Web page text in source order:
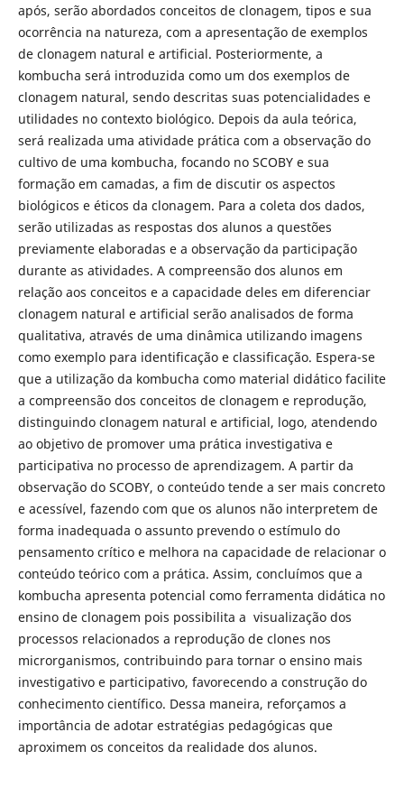
após, serão abordados conceitos de clonagem, tipos e sua
ocorrência na natureza, com a apresentação de exemplos
de clonagem natural e artificial. Posteriormente, a
kombucha será introduzida como um dos exemplos de
clonagem natural, sendo descritas suas potencialidades e
utilidades no contexto biológico. Depois da aula teórica,
será realizada uma atividade prática com a observação do
cultivo de uma kombucha, focando no SCOBY e sua
formação em camadas, a fim de discutir os aspectos
biológicos e éticos da clonagem. Para a coleta dos dados,
serão utilizadas as respostas dos alunos a questões
previamente elaboradas e a observação da participação
durante as atividades. A compreensão dos alunos em
relação aos conceitos e a capacidade deles em diferenciar
clonagem natural e artificial serão analisados de forma
qualitativa, através de uma dinâmica utilizando imagens
como exemplo para identificação e classificação. Espera-se
que a utilização da kombucha como material didático facilite
a compreensão dos conceitos de clonagem e reprodução,
distinguindo clonagem natural e artificial, logo, atendendo
ao objetivo de promover uma prática investigativa e
participativa no processo de aprendizagem. A partir da
observação do SCOBY, o conteúdo tende a ser mais concreto
e acessível, fazendo com que os alunos não interpretem de
forma inadequada o assunto prevendo o estímulo do
pensamento crítico e melhora na capacidade de relacionar o
conteúdo teórico com a prática. Assim, concluímos que a
kombucha apresenta potencial como ferramenta didática no
ensino de clonagem pois possibilita a visualização dos
processos relacionados a reprodução de clones nos
microrganismos, contribuindo para tornar o ensino mais
investigativo e participativo, favorecendo a construção do
conhecimento científico. Dessa maneira, reforçamos a
importância de adotar estratégias pedagógicas que
aproximem os conceitos da realidade dos alunos.